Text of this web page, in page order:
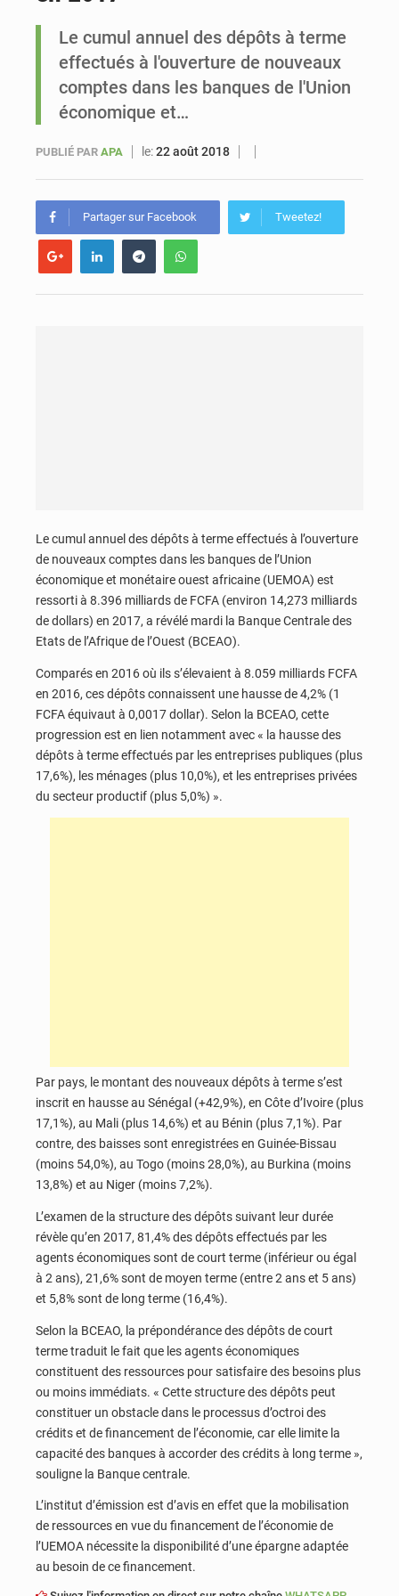
Sénégal : Ousmane Diagne prêtera serment le 11 août comme président du Conseil constitutionnel
Le cumul annuel des dépôts à terme
effectués à l'ouverture de nouveaux
comptes dans les banques de l'Union
économique et…
PUBLIÉ PAR APA le:22 août 2018
Partager sur Facebook Tweetez!
Le cumul annuel des dépôts à terme effectués à l’ouverture
de nouveaux comptes dans les banques de l’Union
économique et monétaire ouest africaine (UEMOA) est
ressorti à 8.396 milliards de FCFA (environ 14,273 milliards
de dollars) en 2017, a révélé mardi la Banque Centrale des
Etats de l’Afrique de l’Ouest (BCEAO).
Comparés en 2016 où ils s’élevaient à 8.059 milliards FCFA
en 2016, ces dépôts connaissent une hausse de 4,2% (1
FCFA équivaut à 0,0017 dollar). Selon la BCEAO, cette
progression est en lien notamment avec « la hausse des
dépôts à terme effectués par les entreprises publiques (plus
17,6%), les ménages (plus 10,0%), et les entreprises privées
du secteur productif (plus 5,0%) ».
Par pays, le montant des nouveaux dépôts à terme s’est
inscrit en hausse au Sénégal (+42,9%), en Côte d’Ivoire (plus
17,1%), au Mali (plus 14,6%) et au Bénin (plus 7,1%). Par
contre, des baisses sont enregistrées en Guinée-Bissau
(moins 54,0%), au Togo (moins 28,0%), au Burkina (moins
13,8%) et au Niger (moins 7,2%).
L’examen de la structure des dépôts suivant leur durée
révèle qu’en 2017, 81,4% des dépôts effectués par les
agents économiques sont de court terme (inférieur ou égal
à 2 ans), 21,6% sont de moyen terme (entre 2 ans et 5 ans)
et 5,8% sont de long terme (16,4%).
Selon la BCEAO, la prépondérance des dépôts de court
terme traduit le fait que les agents économiques
constituent des ressources pour satisfaire des besoins plus
ou moins immédiats. « Cette structure des dépôts peut
constituer un obstacle dans le processus d’octroi des
crédits et de financement de l’économie, car elle limite la
capacité des banques à accorder des crédits à long terme »,
souligne la Banque centrale.
L’institut d’émission est d’avis en effet que la mobilisation
de ressources en vue du financement de l’économie de
l’UEMOA nécessite la disponibilité d’une épargne adaptée
au besoin de ce financement.